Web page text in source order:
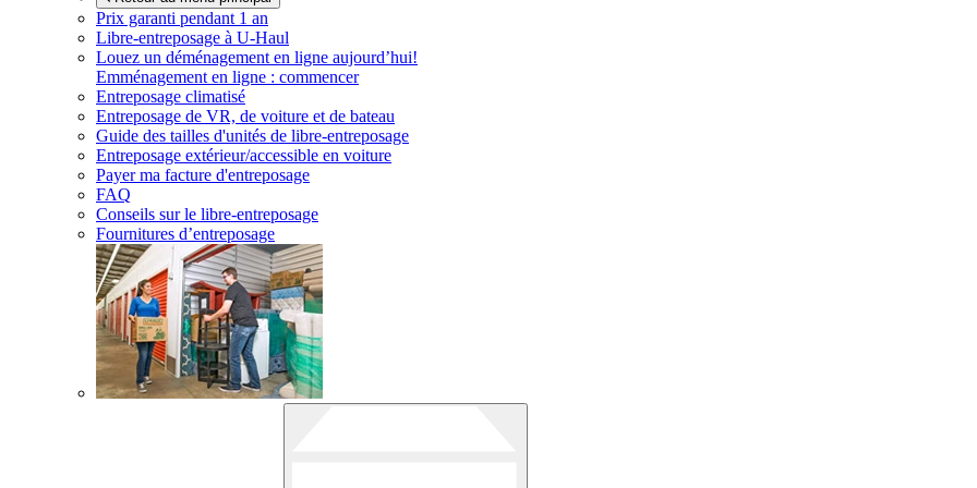
Prix garanti pendant 1 an
Libre-entreposage à U-Haul
Louez un déménagement en ligne aujourd’hui!
Emménagement en ligne : commencer
Entreposage climatisé
Entreposage de VR, de voiture et de bateau
Guide des tailles d'unités de libre-entreposage
Entreposage extérieur/accessible en voiture
Payer ma facture d'entreposage
FAQ
Conseils sur le libre-entreposage
Fournitures d’entreposage